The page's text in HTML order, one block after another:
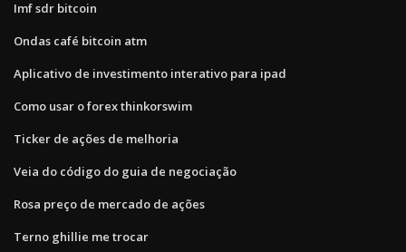
Imf sdr bitcoin
Ondas café bitcoin atm
Aplicativo de investimento interativo para ipad
Como usar o forex thinkorswim
Ticker de ações de melhoria
Veia do código do guia de negociação
Rosa preço de mercado de ações
Terno ghillie me trocar